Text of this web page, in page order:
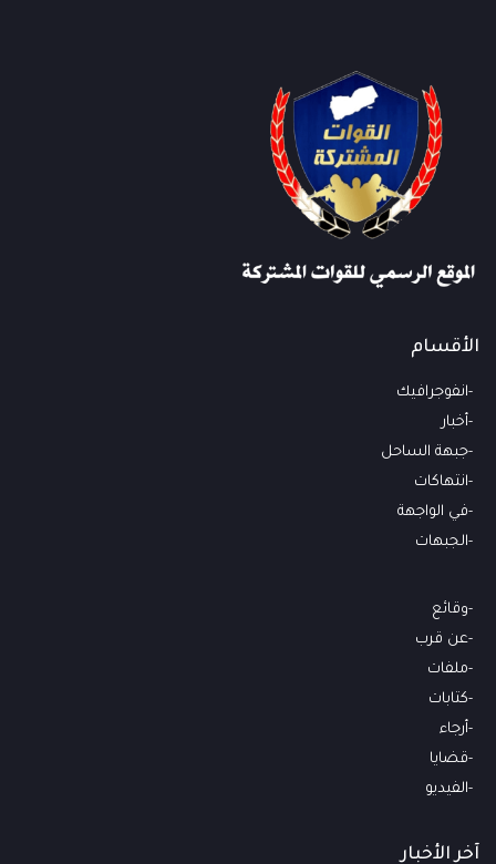
الأقسام
انفوجرافيك
أخبار
جبهة الساحل
انتهاكات
في الواجهة
الجبهات
وقائع
عن قرب
ملفات
كتابات
أرجاء
قضايا
الفيديو
آخر الأخبار